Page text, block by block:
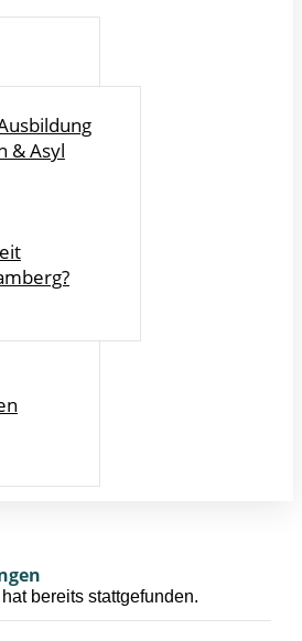
& Asyl
bereits stattgefunden.